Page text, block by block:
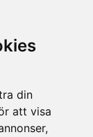
din
att visa